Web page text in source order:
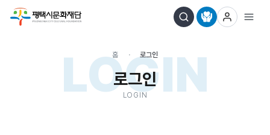
LOGIN
홈 로그인
로그인
LOGIN